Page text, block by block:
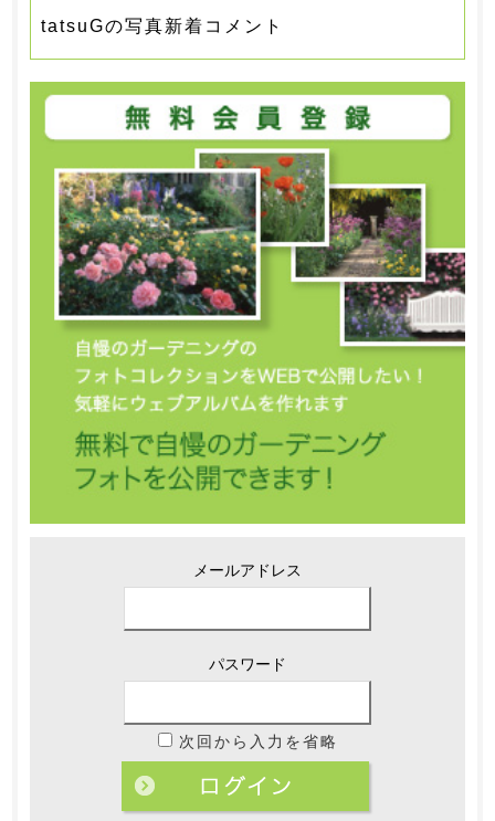
tatsuGの写真新着コメント
メールアドレス
パスワード
次回から入力を省略